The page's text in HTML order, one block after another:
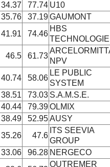
34.37 77.74 U10
35.76 37.19GAUMONT
41.91 74.46
HBS
TECHNOLOGIE
46.5 61.73
NPV
40.74 58.06
LE PUBLIC
SYSTEM
38.51 73.03 S.A.M.S.E.
40.44 79.39OLMIX
38.49 52.95AUSY
35.26 47.6
ITS SEEVIA
GROUP
33.06 96.28 NERGECO
OUTREMER